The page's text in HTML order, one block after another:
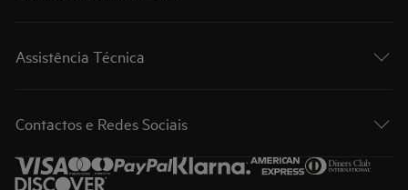
Assistência Técnica
Contactos e Redes Sociais